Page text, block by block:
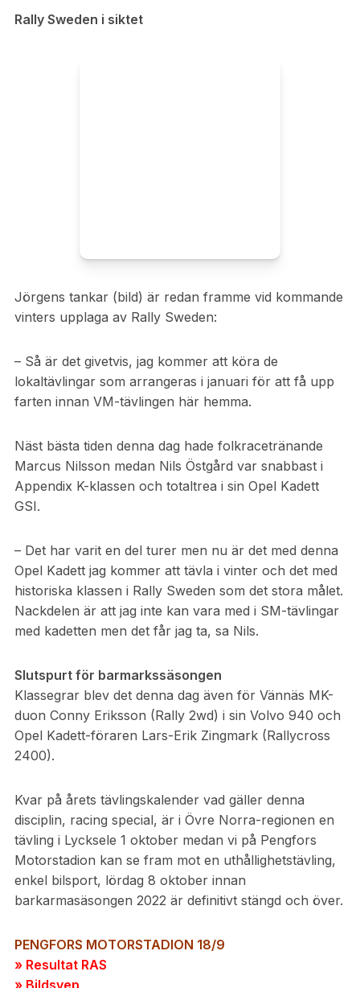
Rally Sweden i siktet
Jörgens tankar (bild) är redan framme vid kommande
vinters upplaga av Rally Sweden:
– Så är det givetvis, jag kommer att köra de
lokaltävlingar som arrangeras i januari för att få upp
farten innan VM-tävlingen här hemma.
Näst bästa tiden denna dag hade folkracetränande
Marcus Nilsson medan Nils Östgård var snabbast i
Appendix K-klassen och totaltrea i sin Opel Kadett
GSI.
– Det har varit en del turer men nu är det med denna
Opel Kadett jag kommer att tävla i vinter och det med
historiska klassen i Rally Sweden som det stora målet.
Nackdelen är att jag inte kan vara med i SM-tävlingar
med kadetten men det får jag ta, sa Nils.
Slutspurt för barmarkssäsongen
Klassegrar blev det denna dag även för Vännäs MK-
duon Conny Eriksson (Rally 2wd) i sin Volvo 940 och
Opel Kadett-föraren Lars-Erik Zingmark (Rallycross
2400).
Kvar på årets tävlingskalender vad gäller denna
disciplin, racing special, är i Övre Norra-regionen en
tävling i Lycksele 1 oktober medan vi på Pengfors
Motorstadion kan se fram mot en uthållighetstävling,
enkel bilsport, lördag 8 oktober innan
barkarmasäsongen 2022 är definitivt stängd och över.
PENGFORS MOTORSTADION 18/9
» Resultat RAS
» Bildsvep